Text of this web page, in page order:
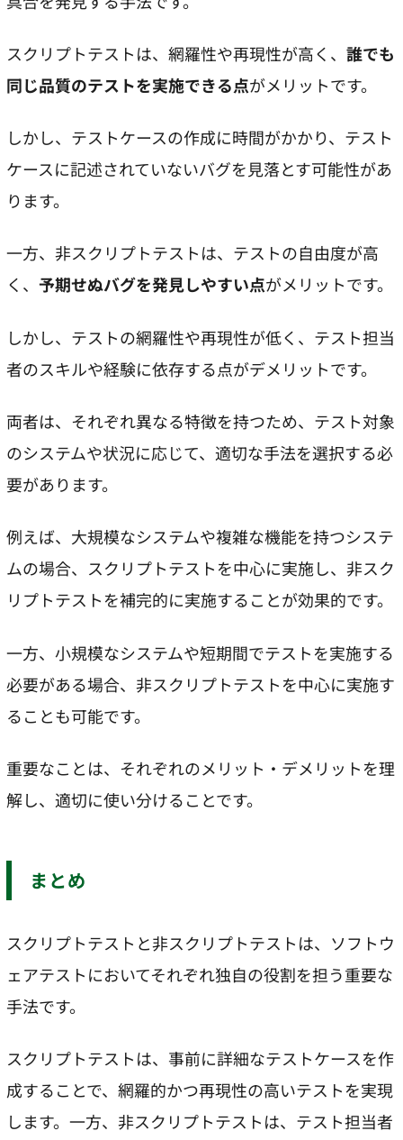
スクリプトテストは、網羅性や再現性が高く、 誰でも
同じ品質のテストを実施できる点がメリットです。
しかし、テストケースの作成に時間がかかり、テスト
ケースに記述されていないバグを見落とす可能性があ
ります。
一方、非スクリプトテストは、テストの自由度が高
く、 予期せぬバグを発見しやすい点がメリットです。
しかし、テストの網羅性や再現性が低く、テスト担当
者のスキルや経験に依存する点がデメリットです。
両者は、それぞれ異なる特徴を持つため、テスト対象
のシステムや状況に応じて、適切な手法を選択する必
要があります。
例えば、大規模なシステムや複雑な機能を持つシステ
ムの場合、スクリプトテストを中心に実施し、非スク
リプトテストを補完的に実施することが効果的です。
一方、小規模なシステムや短期間でテストを実施する
必要がある場合、非スクリプトテストを中心に実施す
ることも可能です。
重要なことは、それぞれのメリット・デメリットを理
解し、適切に使い分けることです。
まとめ
スクリプトテストと非スクリプトテストは、ソフトウ
ェアテストにおいてそれぞれ独自の役割を担う重要な
手法です。
スクリプトテストは、事前に詳細なテストケースを作
成することで、網羅的かつ再現性の高いテストを実現
します。一方、非スクリプトテストは、テスト担当者